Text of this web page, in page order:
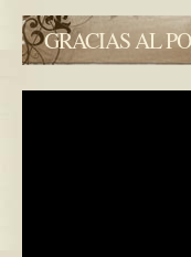
GRACIAS AL